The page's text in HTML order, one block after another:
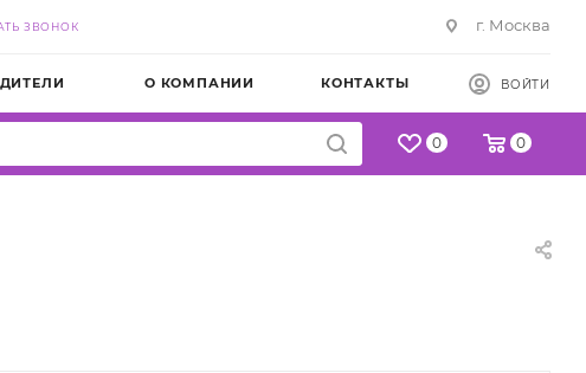
ЗВОНОК г. Москва
О КОМПАНИИ КОНТАКТЫ ВОЙТИ
0 0